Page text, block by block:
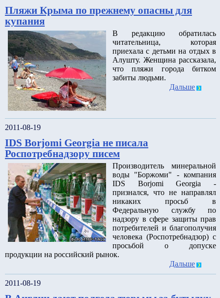
Пляжи Крыма по прежнему опасны для
купания
В редакцию обратилась
читательница, которая
приехала с детьми на отдых в
Алушту. Женщина рассказала,
что пляжи города битком
забиты людьми.
Дальше
2011-08-19
IDS Borjomi Georgia не писала
Роспотребнадзору писем
Производитель минеральной
воды "Боржоми" - компания
IDS Borjomi Georgia -
признался, что не направлял
никаких просьб в
Федеральную службу по
надзору в сфере защиты прав
потребителей и благополучия
человека (Роспотребнадзор) с
просьбой о допуске
продукции на российский рынок.
Дальше
2011-08-19